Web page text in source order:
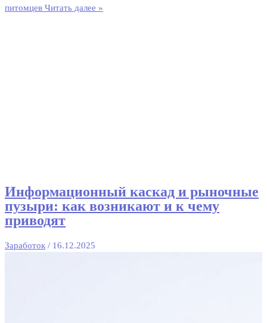
питомцев Читать далее »
Информационный каскад и рыночные
пузыри: как возникают и к чему
приводят
Заработок / 16.12.2025